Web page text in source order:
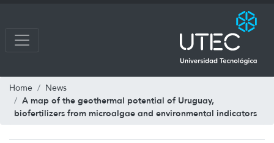
Home News
A map of the geothermal potential of Uruguay,
biofertilizers from microalgae and environmental indicators